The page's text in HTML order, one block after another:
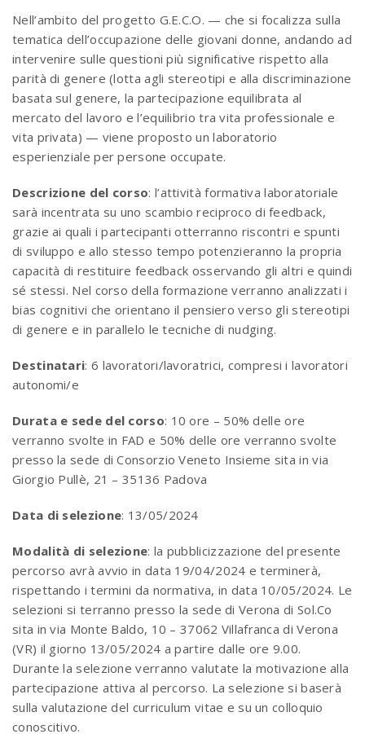
Nell’ambito del progetto G.E.C.O. — che si focalizza sulla
tematica dell’occupazione delle giovani donne, andando ad
intervenire sulle questioni più significative rispetto alla
parità di genere (lotta agli stereotipi e alla discriminazione
basata sul genere, la partecipazione equilibrata al
mercato del lavoro e l’equilibrio tra vita professionale e
vita privata) — viene proposto un laboratorio
esperienziale per persone occupate.
Descrizione del corso: l’attività formativa laboratoriale
sarà incentrata su uno scambio reciproco di feedback,
grazie ai quali i partecipanti otterranno riscontri e spunti
di sviluppo e allo stesso tempo potenzieranno la propria
capacità di restituire feedback osservando gli altri e quindi
sé stessi. Nel corso della formazione verranno analizzati i
bias cognitivi che orientano il pensiero verso gli stereotipi
di genere e in parallelo le tecniche di nudging.
Destinatari: 6 lavoratori/lavoratrici, compresi i lavoratori
autonomi/e
Durata e sede del corso: 10 ore – 50% delle ore
verranno svolte in FAD e 50% delle ore verranno svolte
presso la sede di Consorzio Veneto Insieme sita in via
Giorgio Pullè, 21 – 35136 Padova
Data di selezione: 13/05/2024
Modalità di selezione: la pubblicizzazione del presente
percorso avrà avvio in data 19/04/2024 e terminerà,
rispettando i termini da normativa, in data 10/05/2024. Le
selezioni si terranno presso la sede di Verona di Sol.Co
sita in via Monte Baldo, 10 – 37062 Villafranca di Verona
(VR) il giorno 13/05/2024 a partire dalle ore 9.00.
Durante la selezione verranno valutate la motivazione alla
partecipazione attiva al percorso. La selezione si baserà
sulla valutazione del curriculum vitae e su un colloquio
conoscitivo.